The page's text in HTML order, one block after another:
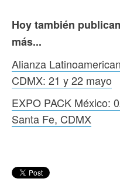
Hoy también
más...
Alianza
CDMX: 21 y 22 mayo
EXPO PACK México:
Santa Fe, CDMX